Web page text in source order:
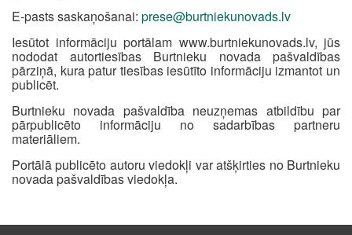
E-pasts saskaņošanai: prese@burtniekunovads.lv
Iesūtot informāciju portālam www.burtniekunovads.lv, jūs
nododat autortiesības Burtnieku novada pašvaldības
pārziņā, kura patur tiesības iesūtīto informāciju izmantot un
publicēt.
Burtnieku novada pašvaldība neuzņemas atbildību par
pārpublicēto informāciju no sadarbības partneru
materiāliem.
Portālā publicēto autoru viedokļi var atšķirties no Burtnieku
novada pašvaldības viedokļa.